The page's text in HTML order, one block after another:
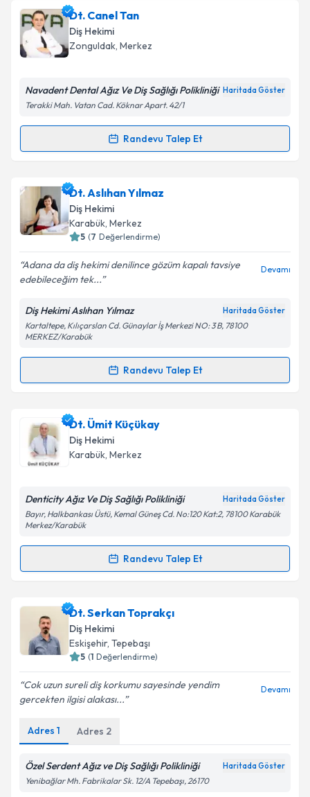
Dt. Rümeysa Atlıiçin randevu takvimi talebi oluşturun.
Size bu uzmandan randevu almanız için bir takvim
hazırlandığında e-posta ile bilgilendireceğiz.
Kişisel verilerimin işlenmesine ilişkin
Metni'ni okudum ve kişisel verilerimin belirtilen
Takvim Talebini Gönder
Dt. Canel Tan
Diş Hekimi
Zonguldak, Merkez
Navadent Dental Ağız Ve Diş Sağlığı Polikliniği Haritada Göster
Terakki Mah. Vatan Cad. Köknar Apart. 42/1
Randevu Talep Et
Randevu Takvimi Talebi
Dt. Canel Taniçin randevu takvimi talebi oluşturun.
Size bu uzmandan randevu almanız için bir takvim
hazırlandığında e-posta ile bilgilendireceğiz.
Kişisel verilerimin işlenmesine ilişkin
Aydınlatma
Metni'ni okudum ve kişisel verilerimin belirtilen
kapsamda işlenmesini kabul ediyorum.
Takvim Talebini Gönder
Dt. Aslıhan Yılmaz
Diş Hekimi
Karabük, Merkez
5 (7 Değerlendirme)
Adana da diş hekimi denilince gözüm kapalı tavsiye
edebileceğim tek...
Devamı
Diş Hekimi Aslıhan Yılmaz Haritada Göster
Kartaltepe, Kılıçarslan Cd. Günaylar İş Merkezi NO: 3 B, 78100
MERKEZ/Karabük
Randevu Talep Et
Randevu Takvimi Talebi
Dt. Aslıhan Yılmaziçin randevu takvimi talebi
oluşturun. Size bu uzmandan randevu almanız için bir
takvim hazırlandığında e-posta ile bilgilendireceğiz.
Kişisel verilerimin işlenmesine ilişkinAydınlatma
'ni okudum ve kişisel verilerimin belirtilen
kapsamda işlenmesini kabul ediyorum.
Takvim Talebini Gönder
Dt. Ümit Küçükay
Diş Hekimi
Karabük, Merkez
Denticity Ağız Ve Diş Sağlığı Polikliniği Haritada Göster
Bayır, Halkbankası Üstü, Kemal Güneş Cd. No:120 Kat:2, 78100 Karabük
Merkez/Karabük
Randevu Talep Et
Randevu Takvimi Talebi
Dt. Ümit Küçükayiçin randevu takvimi talebi
oluşturun. Size bu uzmandan randevu almanız için bir
takvim hazırlandığında e-posta ile bilgilendireceğiz.
Kişisel verilerimin işlenmesine ilişkin
Metni'ni okudum ve kişisel verilerimin belirtilen
kapsamda işlenmesini kabul ediyorum.
Dt. Serkan Toprakçı
Diş Hekimi
Eskişehir, Tepebaşı
5 (1 Değerlendirme)
Cok uzun sureli diş korkumu sayesinde yendim
gercekten ilgisi alakası...
Devamı
Adres 1 Adres 2
Özel Serdent Ağız ve Diş Sağlığı Polikliniği Haritada Göster
Yenibağlar Mh. Fabrikalar Sk. 12/A Tepebaşı, 26170